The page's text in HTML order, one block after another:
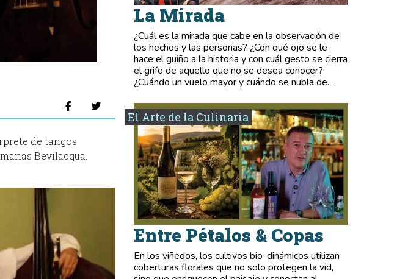
de tangos
Bevilacqua.
La Mirada
¿Cuál es la mirada que cabe en la observación de
los hechos y las personas? ¿Con qué ojo se le
hace el guiño a la historia y con cuál gesto se cierra
el grifo de aquello que no se desea conocer?
¿Cuándo un vuelo mayor y cuándo se nubla de...
El Arte de la Culinaria
Entre Pétalos & Copas
En los viñedos, los cultivos bio-dinámicos utilizan
coberturas florales que no solo protegen la vid,